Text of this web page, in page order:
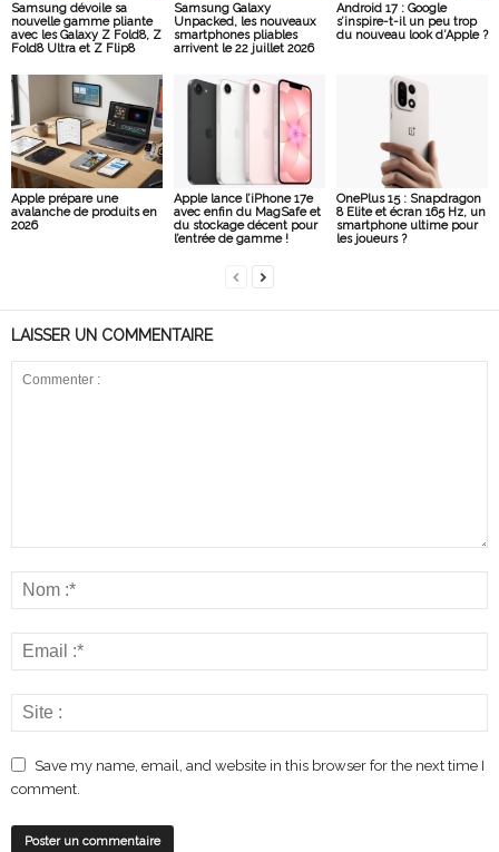
Samsung dévoile sa
nouvelle gamme pliante
avec les Galaxy Z Fold8, Z
Fold8 Ultra et Z Flip8
Samsung Galaxy
Unpacked, les nouveaux
smartphones pliables
arrivent le 22 juillet 2026
Android 17 : Google
s’inspire-t-il un peu trop
du nouveau look d’Apple ?
Apple prépare une
avalanche de produits en
2026
Apple lance l’iPhone 17e
avec enfin du MagSafe et
du stockage décent pour
l’entrée de gamme !
OnePlus 15 : Snapdragon
8 Elite et écran 165 Hz, un
smartphone ultime pour
les joueurs ?
LAISSER UN COMMENTAIRE
Save my name, email, and website in this browser for the next time I
comment.